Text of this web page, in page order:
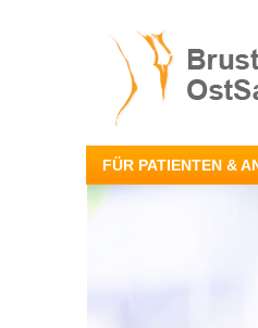
FÜR PATIENTEN &